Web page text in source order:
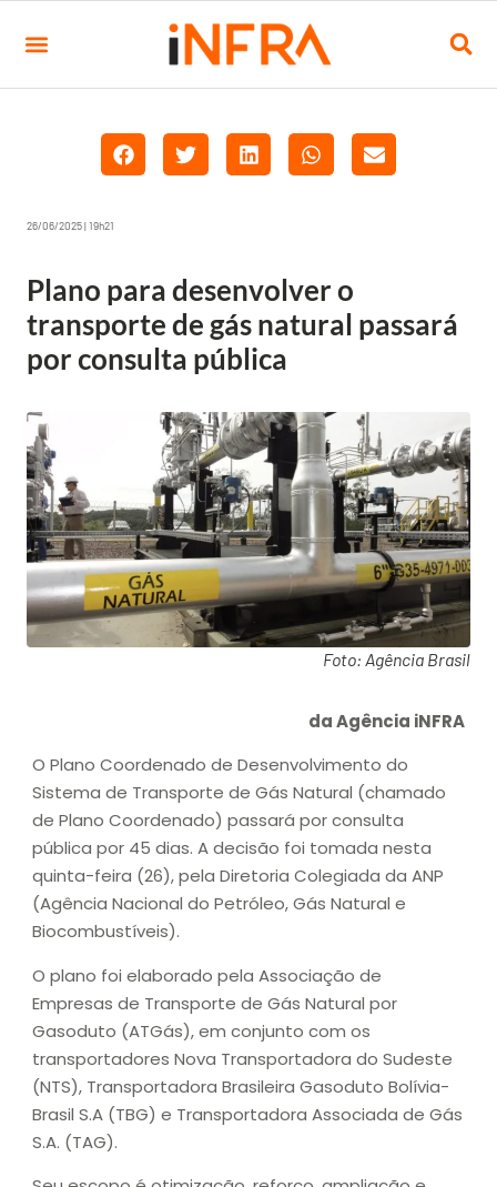
26/06/2025 | 19h21
Plano para desenvolver o
transporte de gás natural passará
por consulta pública
Foto: Agência Brasil
da Agência iNFRA
O Plano Coordenado de Desenvolvimento do
Sistema de Transporte de Gás Natural (chamado
de Plano Coordenado) passará por consulta
pública por 45 dias. A decisão foi tomada nesta
quinta-feira (26), pela Diretoria Colegiada da ANP
(Agência Nacional do Petróleo, Gás Natural e
Biocombustíveis).
O plano foi elaborado pela Associação de
Empresas de Transporte de Gás Natural por
Gasoduto (ATGás), em conjunto com os
transportadores Nova Transportadora do Sudeste
(NTS), Transportadora Brasileira Gasoduto Bolívia-
Brasil S.A (TBG) e Transportadora Associada de Gás
S.A. (TAG).